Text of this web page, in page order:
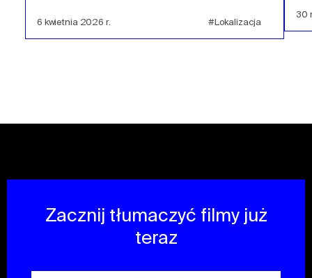
6 kwietnia 2026 r. #Lokalizacja
30
Zacznij tłumaczyć filmy już
teraz